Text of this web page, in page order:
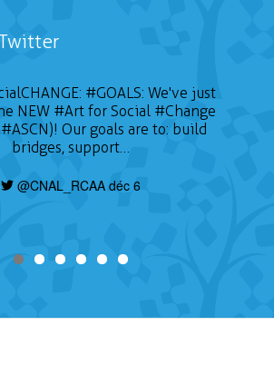
: #GOALS: We've just
NEW #Art for Social #Change
Our goals are to: build
bridges, support…
@CNAL_RCAA déc 6